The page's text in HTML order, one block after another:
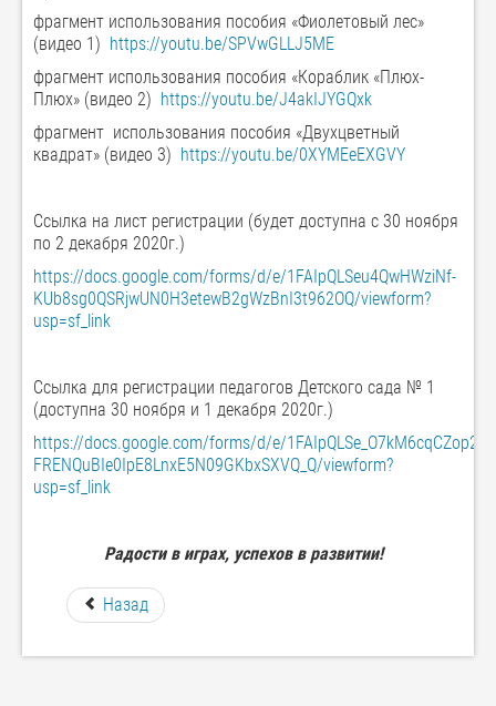
фрагмент использования пособия «Фиолетовый лес»
(видео 1) https://youtu.be/SPVwGLLJ5ME
фрагмент использования пособия «Кораблик «Плюх-
Плюх» (видео 2) https://youtu.be/J4akIJYGQxk
фрагмент использования пособия «Двухцветный
квадрат» (видео 3) https://youtu.be/0XYMEeEXGVY
Ссылка на лист регистрации (будет доступна с 30 ноября
по 2 декабря 2020г.)
https://docs.google.com/forms/d/e/1FAIpQLSeu4QwHWziNf-
KUb8sg0QSRjwUN0H3etewB2gWzBnI3t962OQ/viewform?
usp=sf_link
Ссылка для регистрации педагогов Детского сада № 1
(доступна 30 ноября и 1 декабря 2020г.)
https://docs.google.com/forms/d/e/1FAIpQLSe_O7kM6cqCZop26-
FRENQuBIe0IpE8LnxE5N09GKbxSXVQ_Q/viewform?
usp=sf_link
Радости в играх, успехов в развитии!
Назад